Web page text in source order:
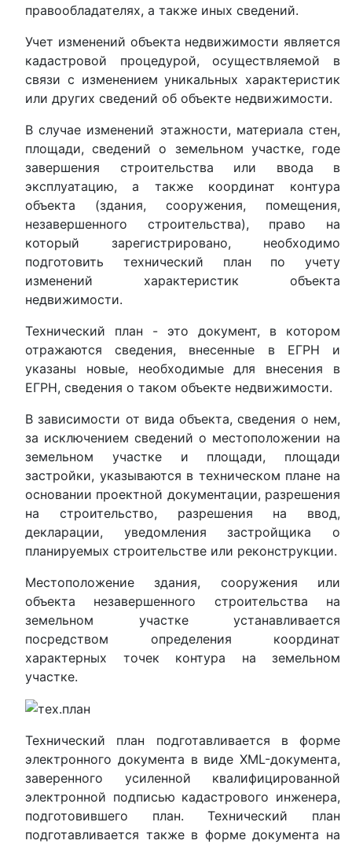
правообладателях, а также иных сведений.
Учет изменений объекта недвижимости является
кадастровой процедурой, осуществляемой в
связи с изменением уникальных характеристик
или других сведений об объекте недвижимости.
В случае изменений этажности, материала стен,
площади, сведений о земельном участке, годе
завершения строительства или ввода в
эксплуатацию, а также координат контура
объекта (здания, сооружения, помещения,
незавершенного строительства), право на
который зарегистрировано, необходимо
подготовить технический план по учету
изменений характеристик объекта
недвижимости.
Технический план - это документ, в котором
отражаются сведения, внесенные в ЕГРН и
указаны новые, необходимые для внесения в
ЕГРН, сведения о таком объекте недвижимости.
В зависимости от вида объекта, сведения о нем,
за исключением сведений о местоположении на
земельном участке и площади, площади
застройки, указываются в техническом плане на
основании проектной документации, разрешения
на строительство, разрешения на ввод,
декларации, уведомления застройщика о
планируемых строительстве или реконструкции.
Местоположение здания, сооружения или
объекта незавершенного строительства на
земельном участке устанавливается
посредством определения координат
характерных точек контура на земельном
участке.
Технический план подготавливается в форме
электронного документа в виде XML-документа,
заверенного усиленной квалифицированной
электронной подписью кадастрового инженера,
подготовившего план. Технический план
подготавливается также в форме документа на